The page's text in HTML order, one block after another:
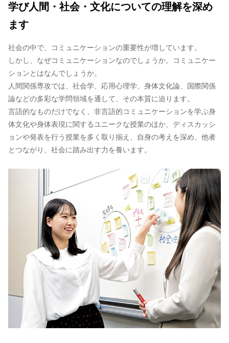
学び人間・社会・文化についての理解を深め
ます
社会の中で、コミュニケーションの重要性が増しています。
しかし、なぜコミュニケーションなのでしょうか。コミュニケー
ションとはなんでしょうか。
人間関係専攻では、社会学、応用心理学、身体文化論、国際関係
論などの多彩な学問領域を通して、その本質に迫ります。
言語的なものだけでなく、非言語的コミュニケーションを学ぶ身
体文化や身体表現に関するユニークな授業のほか、ディスカッシ
ョンや発表を行う授業を多く取り揃え、自身の考えを深め、他者
とつながり、社会に踏み出す力を養います。